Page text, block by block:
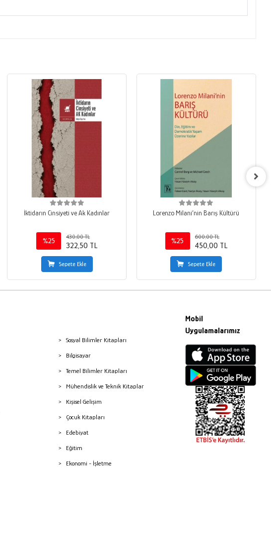
İktidarın Cinsiyeti ve Ak Kadınlar
%25
430,00 TL
322,50 TL
Sepete Ekle
Lorenzo Milani’nin Barış Kültürü
%25
600,00 TL
450,00 TL
Sepete Ekle
Sosyal Bilimler Kitapları
Bilgisayar
Temel Bilimler Kitapları
Mühendislik ve Teknik Kitaplar
Kişisel Gelişim
Çocuk Kitapları
Edebiyat
Eğitim
Ekonomi - İşletme
Mobil
Uygulamalarımız